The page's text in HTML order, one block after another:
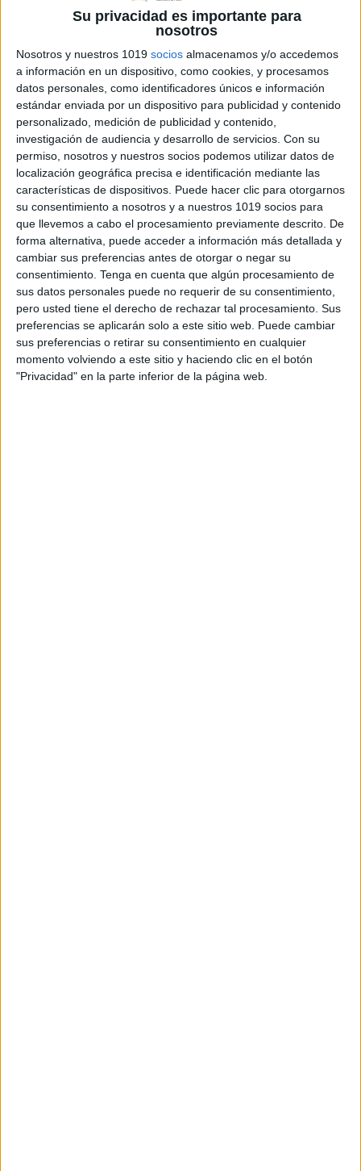
Su privacidad es importante para
nosotros
Nosotros y nuestros 1019 socios almacenamos y/o accedemos
a información en un dispositivo, como cookies, y procesamos
datos personales, como identificadores únicos e información
estándar enviada por un dispositivo para publicidad y contenido
personalizado, medición de publicidad y contenido,
investigación de audiencia y desarrollo de servicios. Con su
permiso, nosotros y nuestros socios podemos utilizar datos de
localización geográfica precisa e identificación mediante las
características de dispositivos. Puede hacer clic para otorgarnos
su consentimiento a nosotros y a nuestros 1019 socios para
que llevemos a cabo el procesamiento previamente descrito. De
forma alternativa, puede acceder a información más detallada y
cambiar sus preferencias antes de otorgar o negar su
consentimiento. Tenga en cuenta que algún procesamiento de
sus datos personales puede no requerir de su consentimiento,
pero usted tiene el derecho de rechazar tal procesamiento. Sus
preferencias se aplicarán solo a este sitio web. Puede cambiar
sus preferencias o retirar su consentimiento en cualquier
momento volviendo a este sitio y haciendo clic en el botón
"Privacidad" en la parte inferior de la página web.
– Fichas de lectoescritura
Material de Audición y Lenguaje
Comparte esto:
Archivado en:Blogs y Webs
Deja una respuesta
Tu dirección de correo electrónico no
será publicada. Los campos obligatorios
están marcados con*